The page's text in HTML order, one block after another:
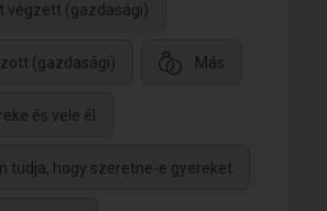
végzett (gazdasági)
(gazdasági) Más
és vele él
tudja, hogy szeretne-e gyereket